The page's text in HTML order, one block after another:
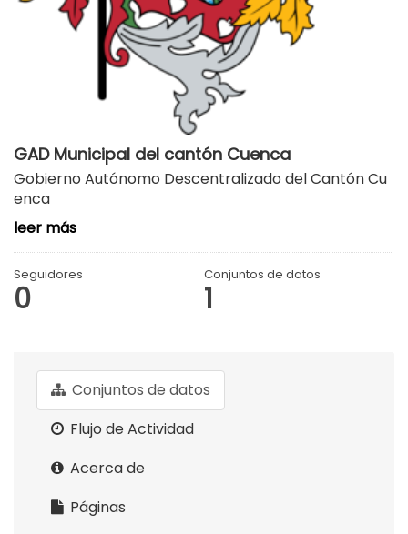
GAD Municipal del cantón Cuenca
Gobierno Autónomo Descentralizado del Cantón Cu
enca
leer más
Seguidores
0
Conjuntos de datos
1
Conjuntos de datos
Flujo de Actividad
Acerca de
Páginas